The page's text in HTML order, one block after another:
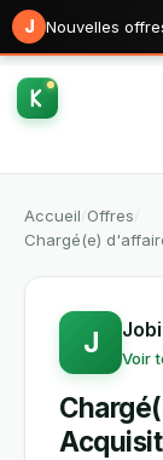
J Nouvelles
Accueil Offres
Chargé(e)
J Voir